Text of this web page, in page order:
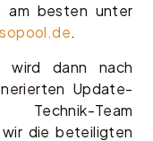
am besten unter
.
wird dann nach
Update-
Team
die beteiligten